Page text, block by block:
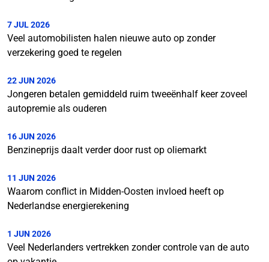
7 JUL 2026
Veel automobilisten halen nieuwe auto op zonder
verzekering goed te regelen
22 JUN 2026
Jongeren betalen gemiddeld ruim tweeënhalf keer zoveel
autopremie als ouderen
16 JUN 2026
Benzineprijs daalt verder door rust op oliemarkt
11 JUN 2026
Waarom conflict in Midden-Oosten invloed heeft op
Nederlandse energierekening
1 JUN 2026
Veel Nederlanders vertrekken zonder controle van de auto